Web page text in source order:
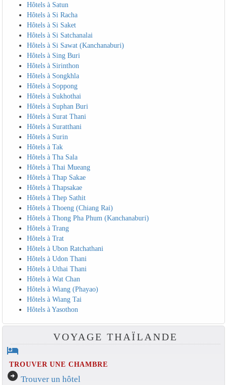
Hôtels à Satun
Hôtels à Si Racha
Hôtels à Si Saket
Hôtels à Si Satchanalai
Hôtels à Si Sawat (Kanchanaburi)
Hôtels à Sing Buri
Hôtels à Sirinthon
Hôtels à Songkhla
Hôtels à Soppong
Hôtels à Sukhothai
Hôtels à Suphan Buri
Hôtels à Surat Thani
Hôtels à Suratthani
Hôtels à Surin
Hôtels à Tak
Hôtels à Tha Sala
Hôtels à Thai Mueang
Hôtels à Thap Sakae
Hôtels à Thapsakae
Hôtels à Thep Sathit
Hôtels à Thoeng (Chiang Rai)
Hôtels à Thong Pha Phum (Kanchanaburi)
Hôtels à Trang
Hôtels à Trat
Hôtels à Ubon Ratchathani
Hôtels à Udon Thani
Hôtels à Uthai Thani
Hôtels à Wat Chan
Hôtels à Wiang (Phayao)
Hôtels à Wiang Tai
Hôtels à Yasothon
VOYAGE THAÏLANDE
hotel
TROUVER UNE CHAMBRE
arrow_circle_right Trouver un hôtel